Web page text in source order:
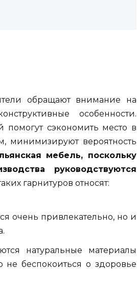
обращают внимание на
особенности.
сэкономить место в
минимизируют вероятность
мебель, поскольку
руководствуются
гарнитуров относят:
очень привлекательно, но и
натуральные материалы
не беспокоиться о здоровье